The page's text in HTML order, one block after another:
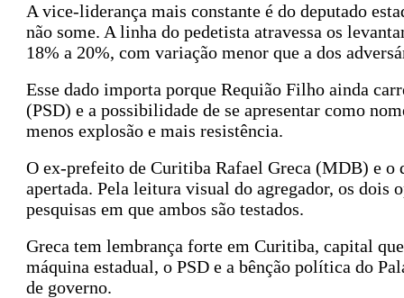
A vice-liderança mais constante é do deputado
não some. A linha do pedetista atravessa os
18% a 20%, com variação menor que a dos
Esse dado importa porque Requião Filho ainda
(PSD) e a possibilidade de se apresentar como
menos explosão e mais resistência.
O ex-prefeito de Curitiba Rafael Greca (MDB) e o
apertada. Pela leitura visual do agregador, os dois
pesquisas em que ambos são testados.
Greca tem lembrança forte em Curitiba, capital
máquina estadual, o PSD e a bênção política do
de governo.